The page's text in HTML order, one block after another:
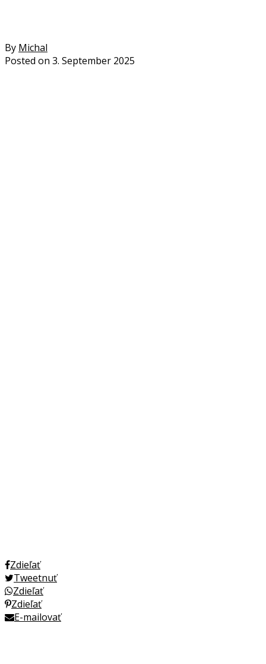
By Michal
Posted on 3. September 2025
Zdieľať
Tweetnuť
Zdieľať
Zdieľať
E-mailovať